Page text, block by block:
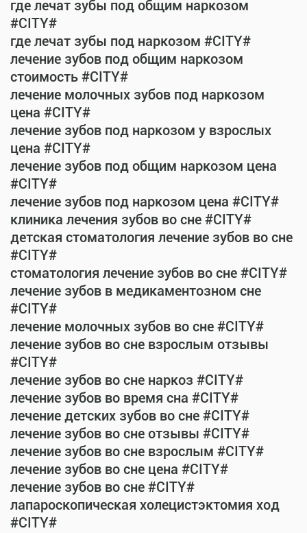
где лечат зубы под общим наркозом
#CITY#
где лечат зубы под наркозом #CITY#
лечение зубов под общим наркозом
стоимость #CITY#
лечение молочных зубов под наркозом
цена #CITY#
лечение зубов под наркозом у взрослых
цена #CITY#
лечение зубов под общим наркозом цена
#CITY#
лечение зубов под наркозом цена #CITY#
клиника лечения зубов во сне #CITY#
детская стоматология лечение зубов во сне
#CITY#
стоматология лечение зубов во сне #CITY#
лечение зубов в медикаментозном сне
#CITY#
лечение молочных зубов во сне #CITY#
лечение зубов во сне взрослым отзывы
#CITY#
лечение зубов во сне наркоз #CITY#
лечение зубов во время сна #CITY#
лечение детских зубов во сне #CITY#
лечение зубов во сне отзывы #CITY#
лечение зубов во сне взрослым #CITY#
лечение зубов во сне цена #CITY#
лечение зубов во сне #CITY#
лапароскопическая холецистэктомия ход
#CITY#